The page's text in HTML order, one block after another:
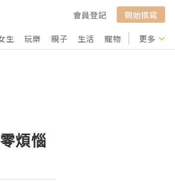
會員登記
開始撰寫
生 玩樂 親子 生活 寵物 行山 打卡
更多
煩惱